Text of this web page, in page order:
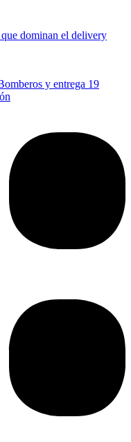
dominan el delivery
y entrega 19